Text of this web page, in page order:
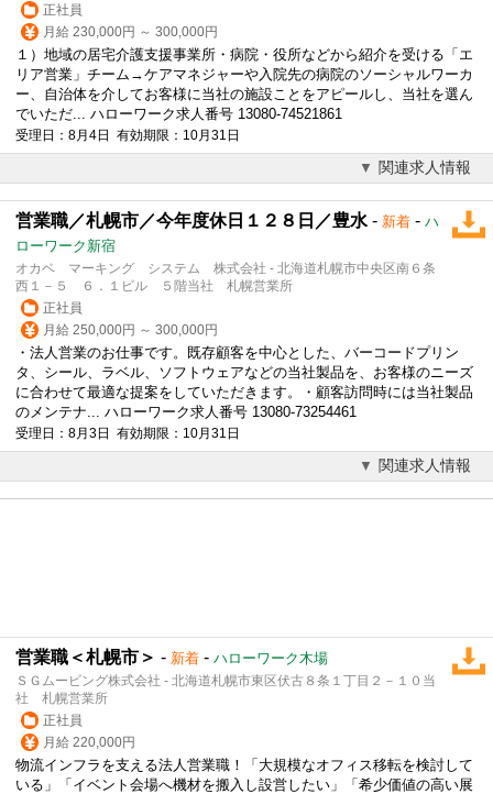
正社員
月給 230,000円 ～ 300,000円
１）地域の居宅介護支援事業所・病院・役所などから紹介を受ける「エ
リア営業」チーム→ケアマネジャーや入院先の病院のソーシャルワーカ
ー、自治体を介してお客様に当社の施設ことをアピールし、当社を選ん
でいただ... ハローワーク求人番号 13080-74521861
受理日：8月4日 有効期限：10月31日
関連求人情報
営業職／札幌市／今年度休日１２８日／豊水 - 新着 - ハ
ローワーク新宿
オカベ マーキング システム 株式会社 - 北海道札幌市中央区南６条
西１－５ ６．１ビル ５階当社 札幌営業所
正社員
月給 250,000円 ～ 300,000円
・ 法人営業のお仕事です。既存顧客を中心とした、バーコードプリン
タ、シール、ラベル、ソフトウェアなどの当社製品を、お客様のニーズ
に合わせて最適な提案をしていただきます。・顧客訪問時には当社製品
のメンテナ... ハローワーク求人番号 13080-73254461
受理日：8月3日 有効期限：10月31日
関連求人情報
営業職＜札幌市＞ - 新着 - ハローワーク木場
ＳＧムービング株式会社 - 北海道札幌市東区伏古８条１丁目２－１０当
社 札幌営業所
正社員
月給 220,000円
物流インフラを支える法人営業職！「大規模なオフィス移転を検討して
いる」「イベント会場へ機材を搬入し設営したい」「希少価値の高い展